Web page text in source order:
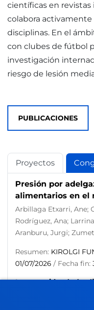
científicas en
colabora
disciplinas. En el
con clubes de fútbol
investigación
riesgo de lesión
PUBLICACIONES
Proyectos
Presión por
alimentarios en el
Arbillaga Etxarri, Ane;
Rodríguez, Ana;
Aranburu, Jurgi;
Resumen: KIROLGI
01/07/2026 / Fecha fin:
Integración de la